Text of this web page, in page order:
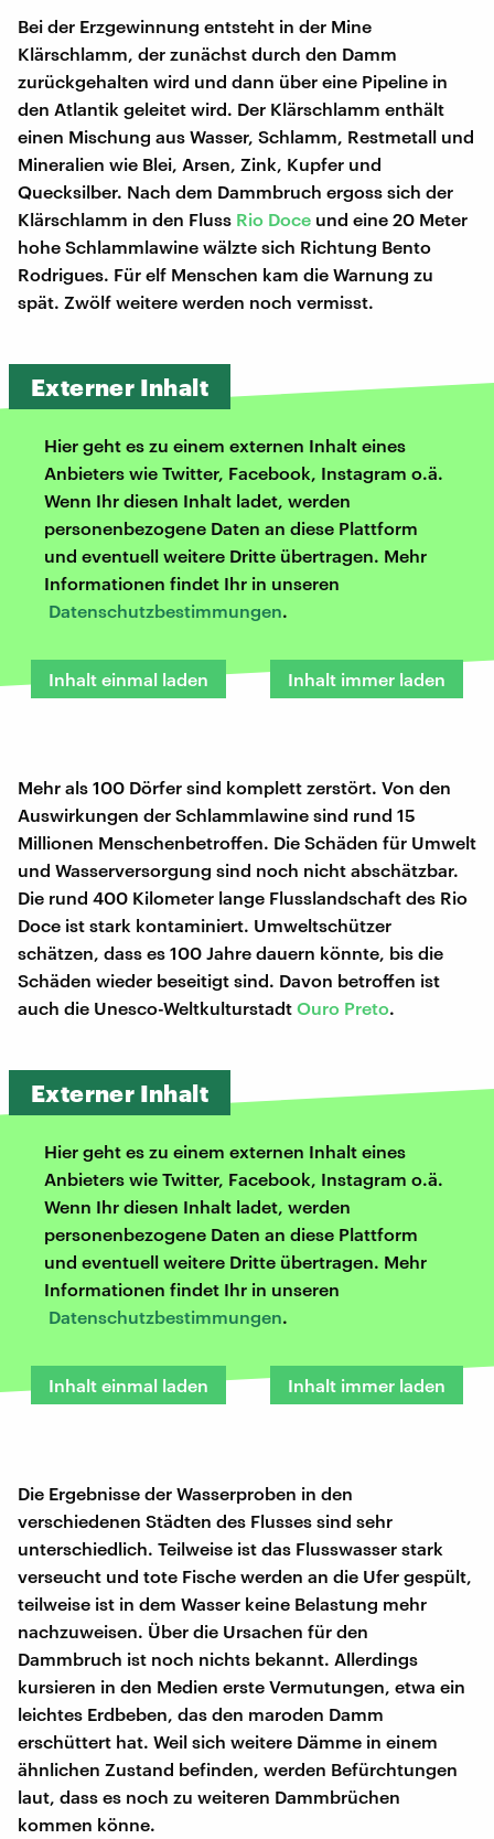
Bei der Erzgewinnung entsteht in der Mine
Klärschlamm, der zunächst durch den Damm
zurückgehalten wird und dann über eine Pipeline in
den Atlantik geleitet wird. Der Klärschlamm enthält
einen Mischung aus Wasser, Schlamm, Restmetall und
Mineralien wie Blei, Arsen, Zink, Kupfer und
Quecksilber. Nach dem Dammbruch ergoss sich der
Klärschlamm in den Fluss Rio Doce und eine 20 Meter
hohe Schlammlawine wälzte sich Richtung Bento
Rodrigues. Für elf Menschen kam die Warnung zu
spät. Zwölf weitere werden noch vermisst.
Externer Inhalt
Hier geht es zu einem externen Inhalt eines
Anbieters wie Twitter, Facebook, Instagram o.ä.
Wenn Ihr diesen Inhalt ladet, werden
personenbezogene Daten an diese Plattform
und eventuell weitere Dritte übertragen. Mehr
Informationen findet Ihr in unseren
Datenschutzbestimmungen.
Inhalt einmal laden Inhalt immer laden
Mehr als 100 Dörfer sind komplett zerstört. Von den
Auswirkungen der Schlammlawine sind rund 15
Millionen Menschenbetroffen. Die Schäden für Umwelt
und Wasserversorgung sind noch nicht abschätzbar.
Die rund 400 Kilometer lange Flusslandschaft des Rio
Doce ist stark kontaminiert. Umweltschützer
schätzen, dass es 100 Jahre dauern könnte, bis die
Schäden wieder beseitigt sind. Davon betroffen ist
auch die Unesco-Weltkulturstadt Ouro Preto.
Externer Inhalt
Hier geht es zu einem externen Inhalt eines
Anbieters wie Twitter, Facebook, Instagram o.ä.
Wenn Ihr diesen Inhalt ladet, werden
personenbezogene Daten an diese Plattform
und eventuell weitere Dritte übertragen. Mehr
Informationen findet Ihr in unseren
Datenschutzbestimmungen.
Inhalt einmal laden Inhalt immer laden
Die Ergebnisse der Wasserproben in den
verschiedenen Städten des Flusses sind sehr
unterschiedlich. Teilweise ist das Flusswasser stark
verseucht und tote Fische werden an die Ufer gespült,
teilweise ist in dem Wasser keine Belastung mehr
nachzuweisen. Über die Ursachen für den
Dammbruch ist noch nichts bekannt. Allerdings
kursieren in den Medien erste Vermutungen, etwa ein
leichtes Erdbeben, das den maroden Damm
erschüttert hat. Weil sich weitere Dämme in einem
ähnlichen Zustand befinden, werden Befürchtungen
laut, dass es noch zu weiteren Dammbrüchen
kommen könne.